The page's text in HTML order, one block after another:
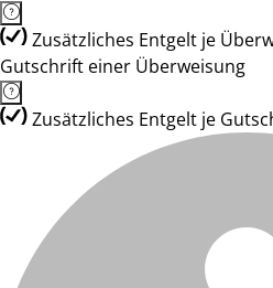
Zusätzliches Entgelt je
Gutschrift einer Überweisung
Zusätzliches Entgelt je